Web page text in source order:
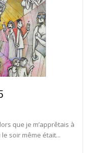
que je m’apprêtais à
soir même était...